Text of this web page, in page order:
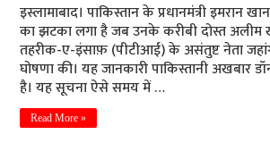
इस्लामाबाद। पाकिस्तान के प्रधानमंत्री इमरान
का झटका लगा है जब उनके करीबी दोस्त अलीम
तहरीक-ए-इंसाफ़ (पीटीआई) के असंतुष्ट नेता
घोषणा की। यह जानकारी पाकिस्तानी अखबार
है। यह सूचना ऐसे समय में …
Read More »